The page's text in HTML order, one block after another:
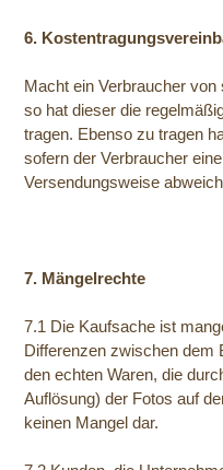
6.
Macht ein Verbraucher
so hat dieser die
tragen. Ebenso zu tragen
sofern der Verbraucher
Versendungsweise
7. Mängelrechte
7.1 Die Kaufsache ist
Differenzen zwischen dem
den echten Waren, die
Auflösung) der Fotos auf
keinen Mangel dar.